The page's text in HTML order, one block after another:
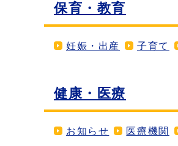
保育・教育
妊娠・出産 子育て
健康・医療
お知らせ 医療機関